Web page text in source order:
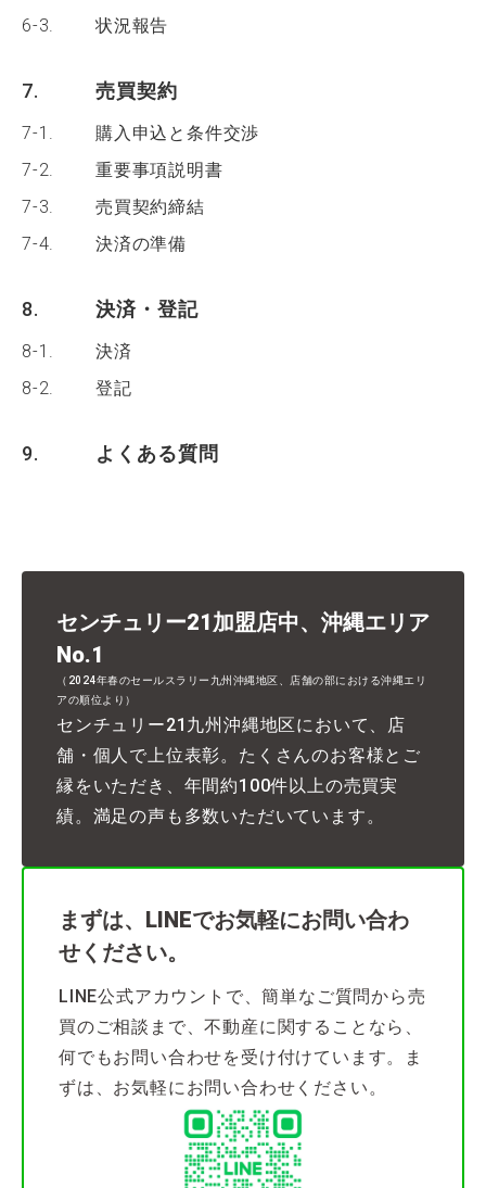
6-3.
状況報告
7. 売買契約
7-1.
購入申込と条件交渉
7-2.
重要事項説明書
7-3.
売買契約締結
7-4.
決済の準備
8. 決済・登記
8-1.
決済
8-2.
登記
9. よくある質問
センチュリー21加盟店中、沖縄エリア
No.1
（2024年春のセールスラリー九州沖縄地区、店舗の部における沖縄エリ
アの順位より）
センチュリー21九州沖縄地区において、店
舗・個人で上位表彰。たくさんのお客様とご
縁をいただき、年間約100件以上の売買実
績。満足の声も多数いただいています。
まずは、LINEでお気軽にお問い合わ
せください。
LINE公式アカウントで、簡単なご質問から売
買のご相談まで、不動産に関することなら、
何でもお問い合わせを受け付けています。ま
ずは、お気軽にお問い合わせください。